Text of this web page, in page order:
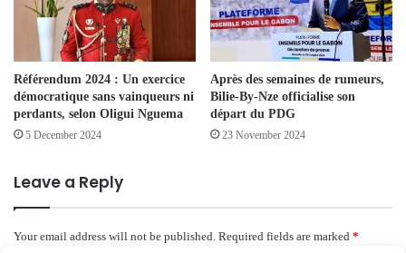
Référendum 2024 : Un exercice
démocratique sans vainqueurs ni
perdants, selon Oligui Nguema
5 December 2024
Après des semaines de rumeurs,
Bilie-By-Nze officialise son
départ du PDG
23 November 2024
Leave a Reply
Your email address will not be published. Required fields are marked *